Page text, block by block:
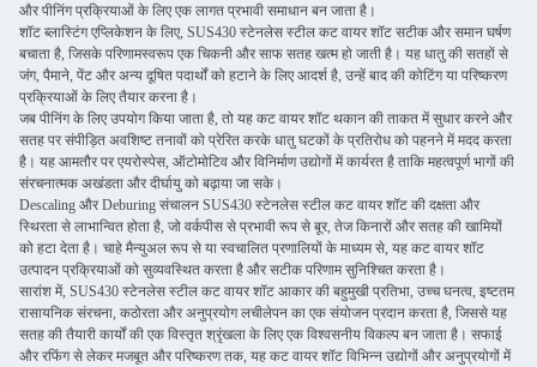
और पीनिंग प्रक्रियाओं के लिए एक लागत प्रभावी समाधान बन जाता है।
शॉट ब्लास्टिंग एप्लिकेशन के लिए, SUS430 स्टेनलेस स्टील कट वायर शॉट सटीक और समान घर्षण
बचाता है, जिसके परिणामस्वरूप एक चिकनी और साफ सतह खत्म हो जाती है। यह धातु की सतहों से
जंग, पैमाने, पेंट और अन्य दूषित पदार्थों को हटाने के लिए आदर्श है, उन्हें बाद की कोटिंग या परिष्करण
प्रक्रियाओं के लिए तैयार करना है।
जब पीनिंग के लिए उपयोग किया जाता है, तो यह कट वायर शॉट थकान की ताकत में सुधार करने और
सतह पर संपीड़ित अवशिष्ट तनावों को प्रेरित करके धातु घटकों के प्रतिरोध को पहनने में मदद करता
है। यह आमतौर पर एयरोस्पेस, ऑटोमोटिव और विनिर्माण उद्योगों में कार्यरत है ताकि महत्वपूर्ण भागों की
संरचनात्मक अखंडता और दीर्घायु को बढ़ाया जा सके।
Descaling और Deburing संचालन SUS430 स्टेनलेस स्टील कट वायर शॉट की दक्षता और
स्थिरता से लाभान्वित होता है, जो वर्कपीस से प्रभावी रूप से बूर, तेज किनारों और सतह की खामियों
को हटा देता है। चाहे मैन्युअल रूप से या स्वचालित प्रणालियों के माध्यम से, यह कट वायर शॉट
उत्पादन प्रक्रियाओं को सुव्यवस्थित करता है और सटीक परिणाम सुनिश्चित करता है।
सारांश में, SUS430 स्टेनलेस स्टील कट वायर शॉट आकार की बहुमुखी प्रतिभा, उच्च घनत्व, इष्टतम
रासायनिक संरचना, कठोरता और अनुप्रयोग लचीलेपन का एक संयोजन प्रदान करता है, जिससे यह
सतह की तैयारी कार्यों की एक विस्तृत श्रृंखला के लिए एक विश्वसनीय विकल्प बन जाता है। सफाई
और रफिंग से लेकर मजबूत और परिष्करण तक, यह कट वायर शॉट विभिन्न उद्योगों और अनुप्रयोगों में